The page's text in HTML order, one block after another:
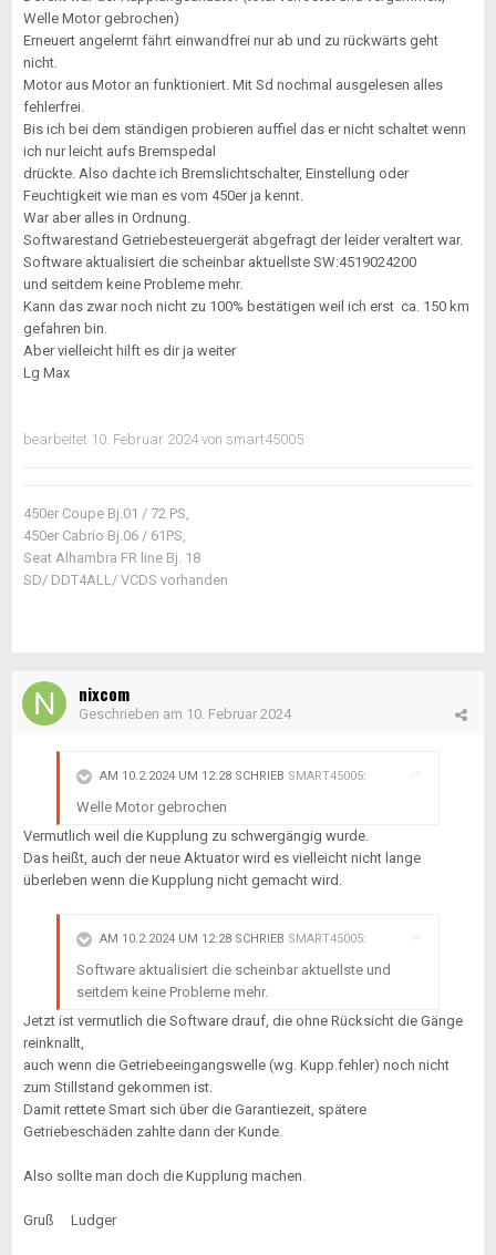
sind laut einem bekannten Youtube Video zwei Kabeln
zum Getriebe um den Rückwärtsgang zu
Kommunizieren. Da kann mal ÖL, Wasser & Dreck
anderes Kabel zum Aktuator.
Manchmal geht das mit dem Rückwärtsgang ohne
Probleme beim ersten versuch. Dann gibt es Tage wo
es mal nicht zum erstenmal klappt.
Glaubst du die Smarten Jungs berücksichtigen
erstmal die einfachen sachen bevor man an die
Kupplung rangeht?
Welle Motor gebrochen)
Erneuert angelernt fährt einwandfrei nur ab und zu rückwärts geht
nicht.
Motor aus Motor an funktioniert. Mit Sd nochmal ausgelesen alles
fehlerfrei.
Bis ich bei dem ständigen probieren auffiel das er nicht schaltet wenn
ich nur leicht aufs Bremspedal
drückte. Also dachte ich Bremslichtschalter, Einstellung oder
Feuchtigkeit wie man es vom 450er ja kennt.
War aber alles in Ordnung.
Softwarestand Getriebesteuergerät abgefragt der leider veraltert war.
Software aktualisiert die scheinbar aktuellste SW:4519024200
und seitdem keine Probleme mehr.
Kann das zwar noch nicht zu 100% bestätigen weil ich erst ca. 150 km
gefahren bin.
Aber vielleicht hilft es dir ja weiter
Lg Max
bearbeitet 10. Februar 2024 von smart45005
450er Coupe Bj.01 / 72 PS,
450er Cabrio Bj.06 / 61PS,
Seat Alhambra FR line Bj. 18
SD/ DDT4ALL/ VCDS vorhanden
nixcom
Geschrieben am 10. Februar 2024
AM 10.2.2024 UM 12:28 SCHRIEB SMART45005:
Welle Motor gebrochen
Vermutlich weil die Kupplung zu schwergängig wurde.
Das heißt, auch der neue Aktuator wird es vielleicht nicht lange
überleben wenn die Kupplung nicht gemacht wird.
AM 10.2.2024 UM 12:28 SCHRIEB SMART45005:
Software aktualisiert die scheinbar aktuellste und
seitdem keine Probleme mehr.
Jetzt ist vermutlich die Software drauf, die ohne Rücksicht die Gänge
reinknallt,
auch wenn die Getriebeeingangswelle (wg. Kupp.fehler) noch nicht
zum Stillstand gekommen ist.
Damit rettete Smart sich über die Garantiezeit, spätere
Getriebeschäden zahlte dann der Kunde.
Also sollte man doch die Kupplung machen.
Gruß Ludger